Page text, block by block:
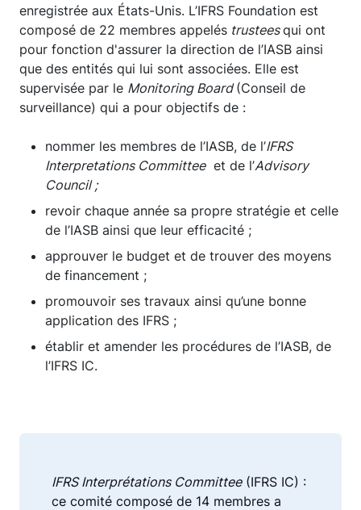
enregistrée aux États-Unis. L’IFRS Foundation est
composé de 22 membres appelés trusteesqui ont
pour fonction d'assurer la direction de l’IASB ainsi
que des entités qui lui sont associées. Elle est
supervisée par le Monitoring Board(Conseil de
surveillance) qui a pour objectifs de :
nommer les membres de l’IASB, de l’IFRS
Interpretations Committeeet de l’Advisory
Council ;
revoir chaque année sa propre stratégie et celle
de l’IASB ainsi que leur efficacité ;
approuver le budget et de trouver des moyens
de financement ;
promouvoir ses travaux ainsi qu’une bonne
application des IFRS ;
établir et amender les procédures de l’IASB, de
l’IFRS IC.
IFRS Interprétations Committee(IFRS IC) :
ce comité composé de 14 membres a